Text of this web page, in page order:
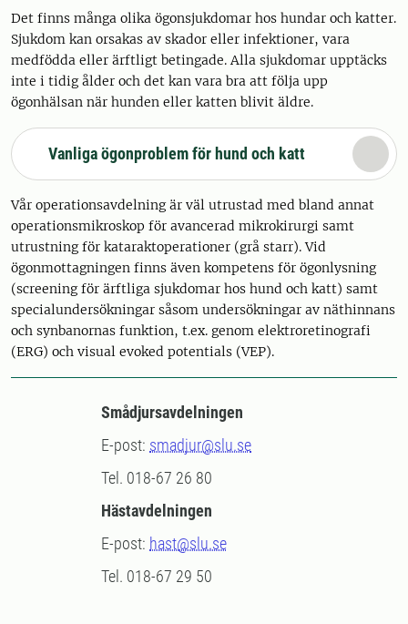
Det finns många olika ögonsjukdomar hos hundar och katter.
Sjukdom kan orsakas av skador eller infektioner, vara
medfödda eller ärftligt betingade. Alla sjukdomar upptäcks
inte i tidig ålder och det kan vara bra att följa upp
ögonhälsan när hunden eller katten blivit äldre.
Vanliga ögonproblem för hund och katt
Vår operationsavdelning är väl utrustad med bland annat
operationsmikroskop för avancerad mikrokirurgi samt
utrustning för kataraktoperationer (grå starr). Vid
ögonmottagningen finns även kompetens för ögonlysning
(screening för ärftliga sjukdomar hos hund och katt) samt
specialundersökningar såsom undersökningar av näthinnans
och synbanornas funktion, t.ex. genom elektroretinografi
(ERG) och visual evoked potentials (VEP).
Smådjursavdelningen
E-post: smadjur@slu.se
Tel. 018-67 26 80
Hästavdelningen
E-post: hast@slu.se
Tel. 018-67 29 50